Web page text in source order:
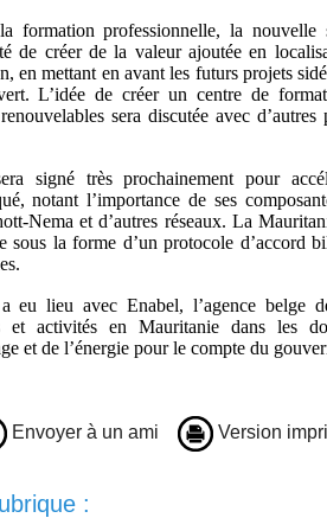
formation professionnelle, la nouvelle
de créer de la valeur ajoutée en
en mettant en avant les futurs projets
L’idée de créer un centre de
sera discutée avec d’autres
signé très prochainement pour
notant l’importance de ses
Nema et d’autres réseaux. La
sous la forme d’un protocole d’accord
eu lieu avec Enabel, l’agence belge
et activités en Mauritanie dans les
et de l’énergie pour le compte du
Envoyer à un ami Version
: